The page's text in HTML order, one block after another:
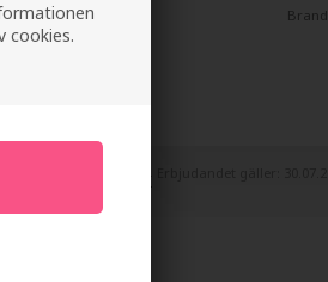
cookies.
Brand: